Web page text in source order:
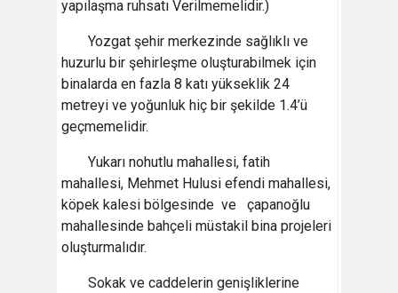
yapılaşma ruhsatı Verilmemelidir.)
Yozgat şehir merkezinde sağlıklı ve
huzurlu bir şehirleşme oluşturabilmek için
binalarda en fazla 8 katı yükseklik 24
metreyi ve yoğunluk hiç bir şekilde 1.4’ü
geçmemelidir.
Yukarı nohutlu mahallesi, fatih
mahallesi, Mehmet Hulusi efendi mahallesi,
köpek kalesi bölgesinde ve çapanoğlu
mahallesinde bahçeli müstakil bina projeleri
oluşturmalıdır.
Sokak ve caddelerin genişliklerine